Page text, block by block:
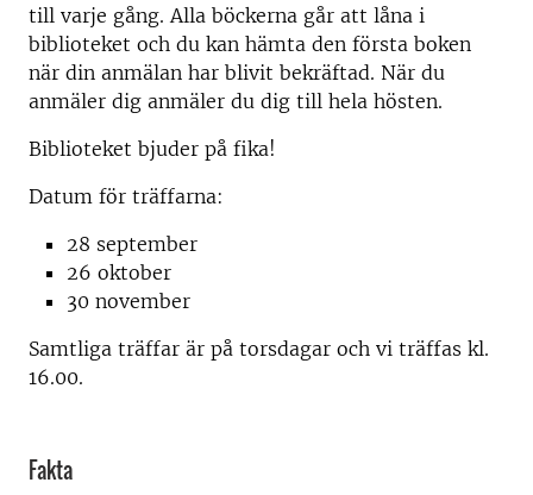
till varje gång. Alla böckerna går att låna i
biblioteket och du kan hämta den första boken
när din anmälan har blivit bekräftad. När du
anmäler dig anmäler du dig till hela hösten.
Biblioteket bjuder på fika!
Datum för träffarna:
28 september
26 oktober
30 november
Samtliga träffar är på torsdagar och vi träffas kl.
16.00.
Fakta